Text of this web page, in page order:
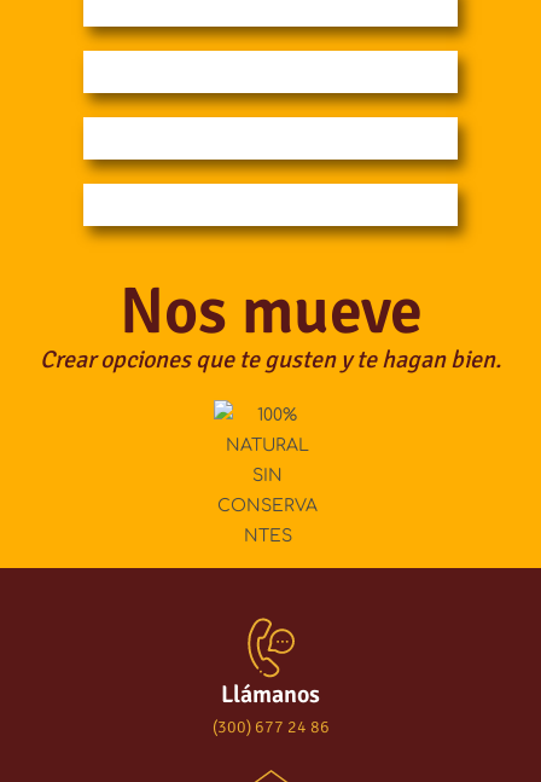
Nos mueve
Crear opciones que te gusten y te hagan bien.
Llámanos
(300) 677 24 86